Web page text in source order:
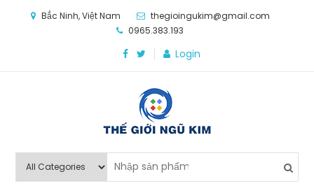
Bắc Ninh, Việt Nam
thegioingukim@gmail.com
0965.383.193
Login
Thế Giới Ngũ Kim
nghiệp sản xuất